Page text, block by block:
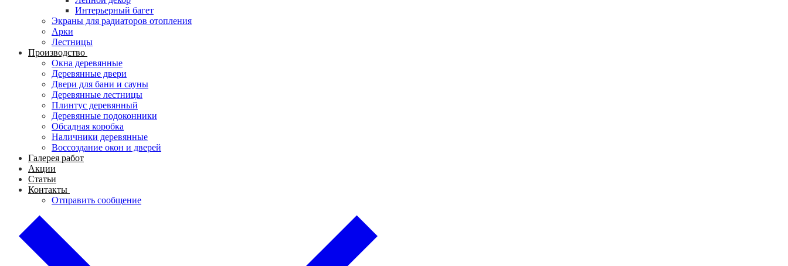
Интерьерный багет
Экраны для радиаторов отопления
Арки
Лестницы
Производство
Окна деревянные
Деревянные двери
Двери для бани и сауны
Деревянные лестницы
Плинтус деревянный
Деревянные подоконники
Обсадная коробка
Наличники деревянные
Воссоздание окон и дверей
Галерея работ
Акции
Статьи
Контакты
Отправить сообщение